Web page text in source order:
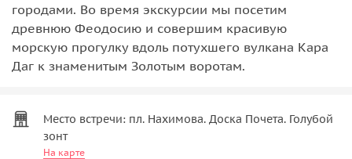
городами. Во время экскурсии мы посетим
древнюю Феодосию и совершим красивую
морскую прогулку вдоль потухшего вулкана Кара
Даг к знаменитым Золотым воротам.
Место встречи: пл. Нахимова. Доска Почета. Голубой
зонт
На карте